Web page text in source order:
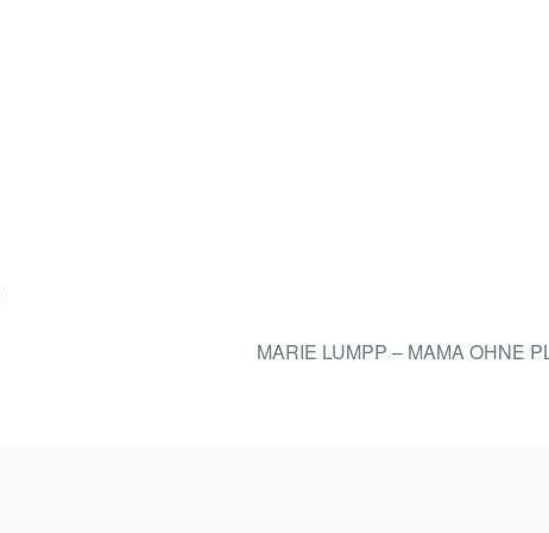
MARIE LUMPP – MAMA OHNE